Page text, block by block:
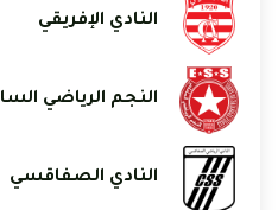
النادي الإفريقي
النجم الرياضي
النادي الصفاقسي